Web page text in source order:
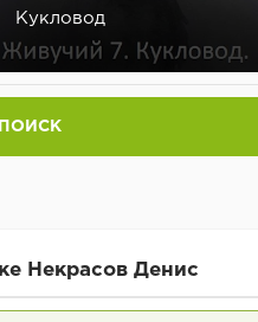
Кукловод
Некрасов Денис